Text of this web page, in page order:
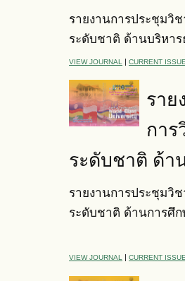
รายงานการประชุมวิ
ระดับชาติ ด้านบริหา
VIEW JOURNAL | CURRENT ISSUE
ราย
กา
ระดับชาติ ด้า
รายงานการประชุมวิ
ระดับชาติ ด้านการศึก
VIEW JOURNAL CURRENT